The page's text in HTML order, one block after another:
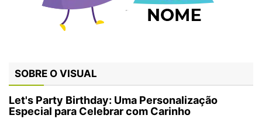
SOBRE O VISUAL
Let's Party Birthday: Uma Personalização
Especial para Celebrar com Carinho